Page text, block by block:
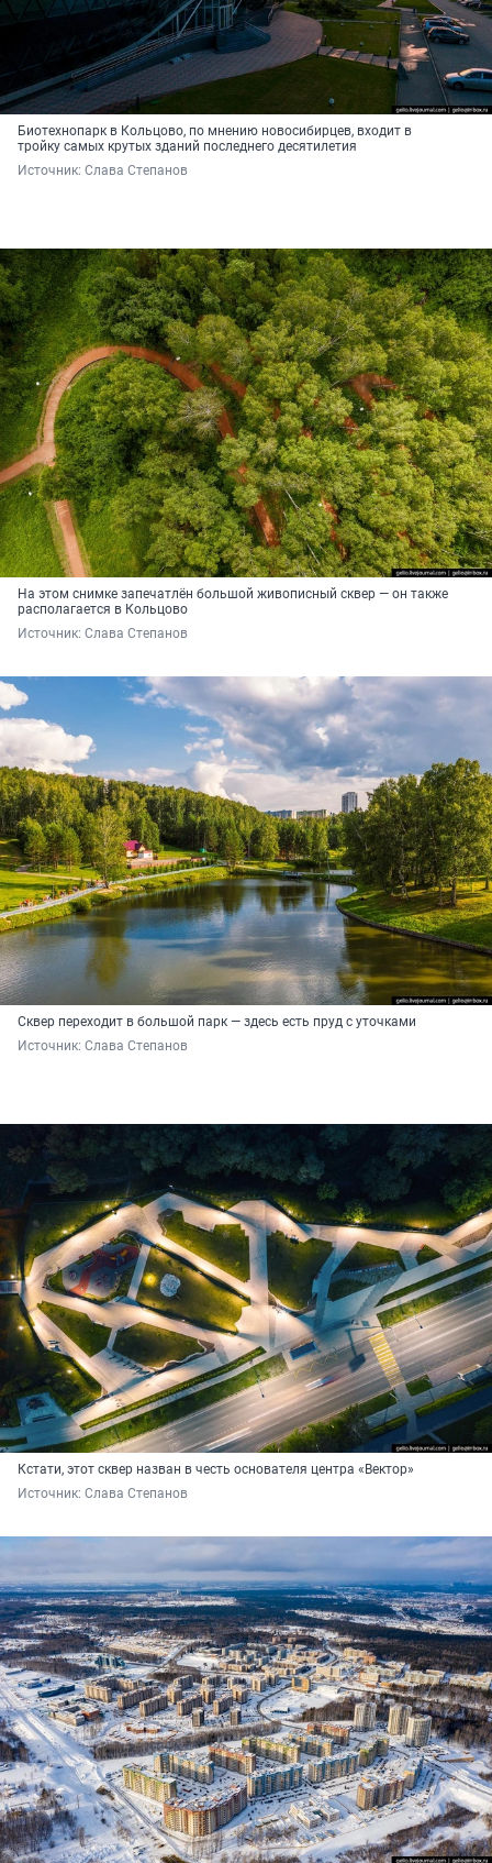
Биотехнопарк в Кольцово, по мнению новосибирцев, входит в
тройку самых крутых зданий последнего десятилетия
Источник: Слава Степанов
На этом снимке запечатлён большой живописный сквер — он также
располагается в Кольцово
Источник: Слава Степанов
Сквер переходит в большой парк — здесь есть пруд с уточками
Источник: Слава Степанов
Кстати, этот сквер назван в честь основателя центра «Вектор»
Источник: Слава Степанов